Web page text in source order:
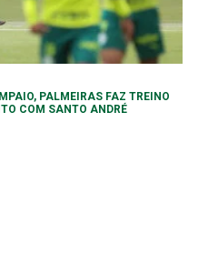
PALMEIRAS FAZ TREINO
COM SANTO ANDRÉ